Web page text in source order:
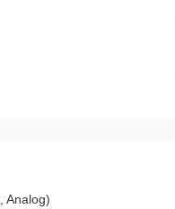
Analog)